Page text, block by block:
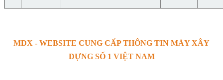
MDX - WEBSITE CUNG CẤP THÔNG TIN MÁY XÂY
DỰNG SỐ 1 VIỆT NAM